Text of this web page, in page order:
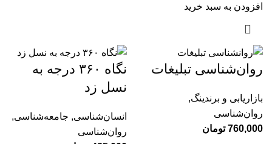
افزودن به سبد خرید
روان‌شناسی تبلیغات
بازاریابی و برندینگ,
روان‌شناسی
760,000 تومان
نگاه ۳۶۰ درجه به
نسل زد
انسان‌شناسی, جامعه‌شناسی,
روان‌شناسی